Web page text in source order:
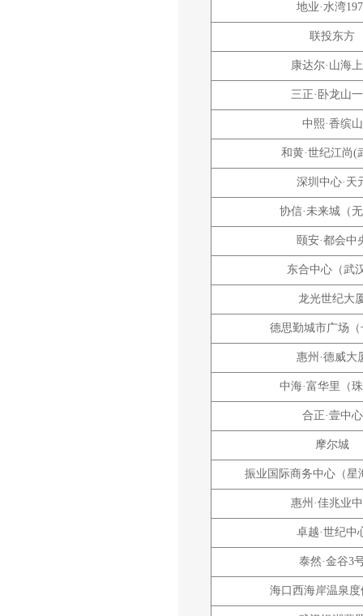
地业·水湾
联投东方
康达尔·山海
三正·卧龙山
中熙·香缤山
和黄·世纪江尚(
深圳中心·天
协信·未来城（
颐安·都会中
东合中心（武
龙光世纪大
德思勤城市广场
惠州·德威大
中海·富华里（
合正·壹中心
摩尔城
振业国际商务中心（星
惠州·佳兆业
卓越·世纪中
泰然·金谷3
海口西海岸温泉